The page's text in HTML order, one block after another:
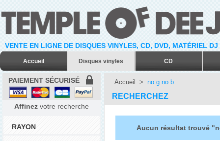
VENTE EN LIGNE DE DISQUES VINYLES, CD, DVD, MATÉRIEL
Accueil Disques vinyles CD
PAIEMENT SÉCURISÉ
Affinez votre recherche
RAYON
Accueil > no g no b
RECHERCHEZ
Aucun résultat trouvé